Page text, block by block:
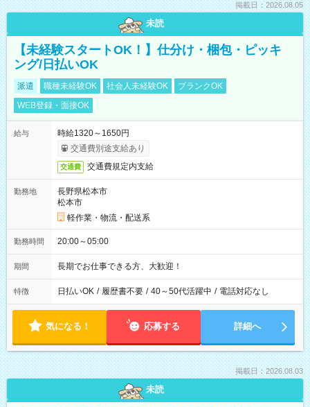
掲載日：2026.08.05
未読
【未経験スタートOK！】仕分け・梱包・ピッキ
ング/日払いOK
派遣 職種未経験OK 社会人未経験OK
ブランクOK
WEB登録・面接OK
給与
時給1320～1650円
交通費別途支給あり
交通費 交通費規定内支給
勤務地
長野県松本市
松本市
軽作業・物流・配送系
勤務時間 20:00～05:00
期間 長期でお仕事できる方、大歓迎！
特徴 日払いOK / 履歴書不要 / 40～50代活躍中 / 電話対応なし
気になる！ 応募する 詳細へ
掲載日：2026.08.03
未読